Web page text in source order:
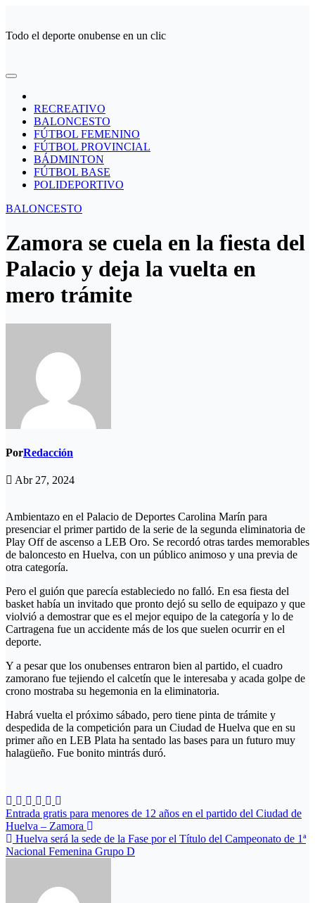
contenido
Todo el deporte onubense en un clic
RECREATIVO
BALONCESTO
FÚTBOL FEMENINO
FÚTBOL PROVINCIAL
BÁDMINTON
FÚTBOL BASE
POLIDEPORTIVO
BALONCESTO
Zamora se cuela en la fiesta del
Palacio y deja la vuelta en
mero trámite
PorRedacción
Abr 27, 2024
Ambientazo en el Palacio de Deportes Carolina Marín para
presenciar el primer partido de la serie de la segunda eliminatoria de
Play Off de ascenso a LEB Oro. Se recordó otras tardes memorables
de baloncesto en Huelva, con un público animoso y una previa de
otra categoría.
Pero el guión que parecía estableciedo no falló. En esa fiesta del
basket había un invitado que pronto dejó su sello de equipazo y que
violvió a demostrar que es el mejor equipo de la categoría y lo de
Cartragena fue un accidente más de los que suelen ocurrir en el
deporte.
Y a pesar que los onubenses entraron bien al partido, el cuadro
zamorano fue tejiendo el calcetín que le interesaba y acada golpe de
crono mostraba su hegemonia en la eliminatoria.
Habrá vuelta el próximo sábado, pero tiene pinta de trámite y
despedida de la competición para un Ciudad de Huelva que en su
primer año en LEB Plata ha sentado las bases para un futuro muy
halagüeño. Fue bonito mintrás duró.
Navegación
de
entradas
Entrada gratis para menores de 12 años en el partido del Ciudad de
Huelva – Zamora
Huelva será la sede de la Fase por el Título del Campeonato de 1ª
Nacional Femenina Grupo D